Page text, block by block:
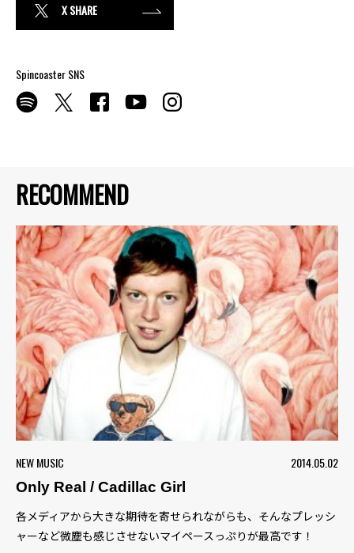
RECOMMEND
NEW MUSIC
2014.05.02
Only Real / Cadillac Girl
各メディアから大きな期待を寄せられながらも、そんなプレッシ
ャーなど微塵も感じさせないマイペースっぷりが最高です！
X SHARE
Spincoaster SNS